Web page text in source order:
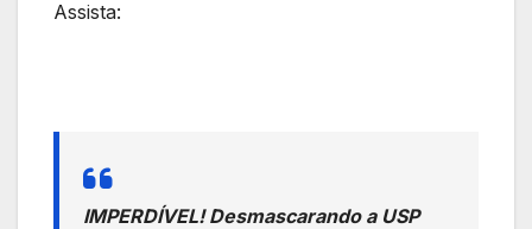
Assista:
IMPERDÍVEL! Desmascarando a USP